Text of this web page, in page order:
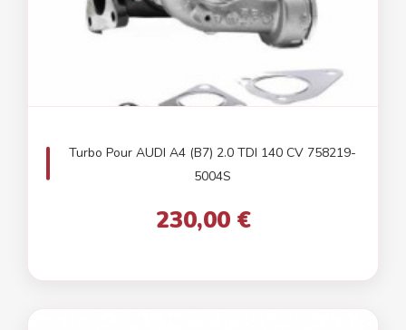
Turbo Pour AUDI A4 (B7) 2.0 TDI 140 CV 758219-
5004S
230,00 €